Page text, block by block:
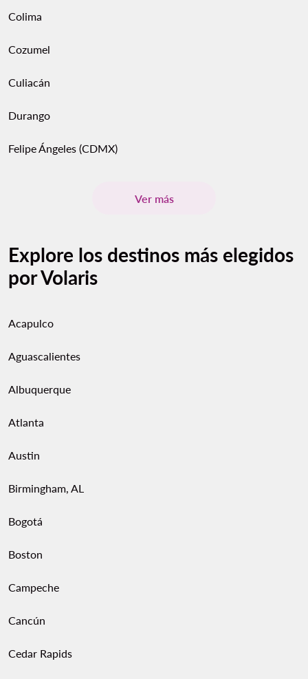
Colima
Cozumel
Culiacán
Durango
Felipe Ángeles (CDMX)
Ver más
Explore los destinos más elegidos
por Volaris
Acapulco
Aguascalientes
Albuquerque
Atlanta
Austin
Birmingham, AL
Bogotá
Boston
Campeche
Cancún
Cedar Rapids